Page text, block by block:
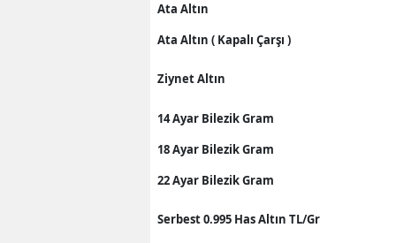
Ata Altın
Ata Altın ( Kapalı Çarşı )
Ziynet Altın
14 Ayar Bilezik Gram
18 Ayar Bilezik Gram
22 Ayar Bilezik Gram
Serbest 0.995 Has Altın TL/Gr